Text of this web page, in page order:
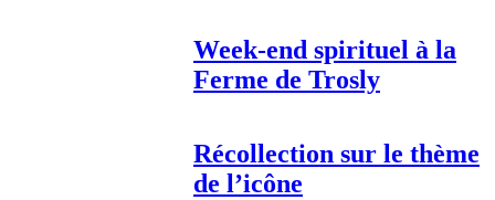
Week-end spirituel à la
Ferme de Trosly
Récollection sur le thème
de l’icône